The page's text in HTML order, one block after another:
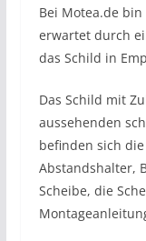
Bei Motea.de
erwartet durch
das Schild in
Das Schild mit
aussehenden
befinden sich
Abstandshalter,
Scheibe, die